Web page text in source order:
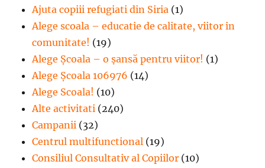
Ajuta copiii refugiati din Siria (1)
Alege scoala – educatie de calitate, viitor in
comunitate! (19)
Alege Şcoala – o şansă pentru viitor! (1)
Alege Școala 106976 (14)
Alege Scoala! (10)
Alte activitati (240)
Campanii (32)
Centrul multifunctional (19)
Consiliul Consultativ al Copiilor (10)